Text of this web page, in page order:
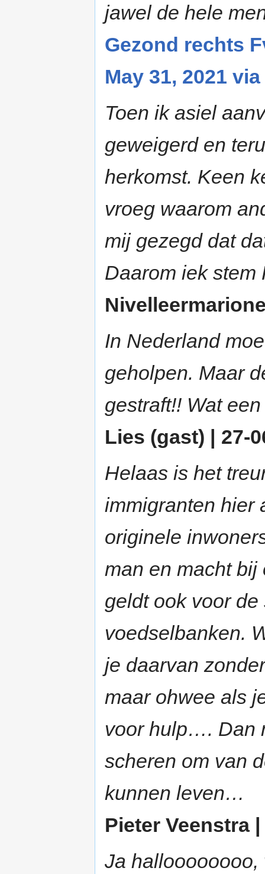
jawel de hele
Gezond rechts
May 31, 2021
Toen ik asiel
geweigerd en
herkomst. Keen
vroeg waarom
mij gezegd dat
Daarom iek stem
In Nederland
geholpen. Maar
gestraft!! Wat
Lies (gast) | 27-
Helaas is het
immigranten hier
originele
man en macht bij
geldt ook voor
voedselbanken.
je daarvan
maar ohwee als
voor hulp…. Dan
scheren om van
kunnen leven…
Pieter Veenstra
Ja